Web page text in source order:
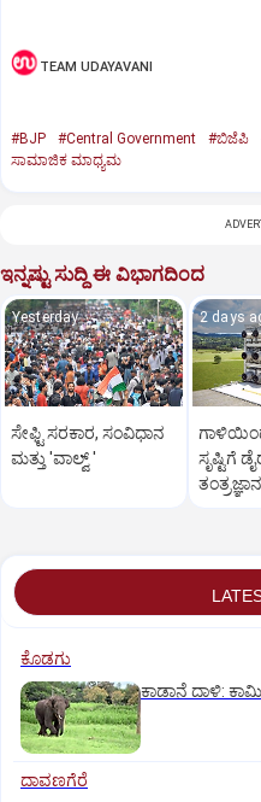
TEAM UDAYAVANI
#BJP #Central Government #ಬಿಜೆಪಿ
ಸಾಮಾಜಿಕ ಮಾಧ್ಯಮ
ಇನ್ನಷ್ಟು ಸುದ್ದಿ ಈ ವಿಭಾಗದಿಂದ
Yesterday
ಸೇಫ್ಟಿ ಸರಕಾರ, ಸಂವಿಧಾನ
ಮತ್ತು 'ವಾಲ್ವ್ '
2 days
ಸೃಷ್ಟಿಗೆ
ಕೊಡಗು
ಕಾಡಾನೆ ದಾಳಿ:
ದಾವಣಗೆರೆ